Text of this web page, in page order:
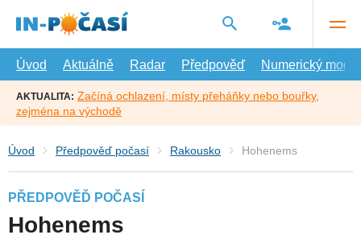
hlavní
Úvod
Aktuálně Radar Předpověď Numerický model
AKTUALITA: Začíná ochlazení, místy přeháňky nebo bouřky,
zejména na východě
Úvod Předpověď počasí Rakousko Hohenems
PŘEDPOVĚĎ POČASÍ
Hohenems